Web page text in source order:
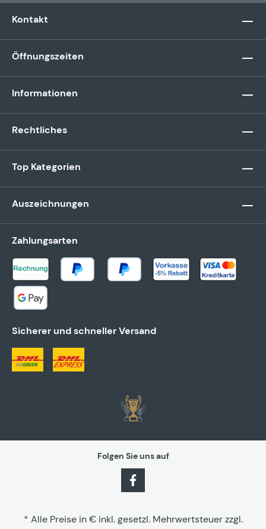
Kontakt
Öffnungszeiten
Informationen
Rechtliches
Top Kategorien
Auszeichnungen
Zahlungsarten
Sicherer und schneller Versand
Folgen Sie uns auf
* Alle Preise in € inkl. gesetzl. Mehrwertsteuer zzgl.